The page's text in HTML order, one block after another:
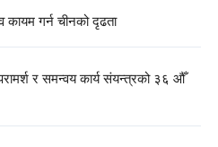
कायम गर्न चीनको दृढता
र समन्वय कार्य संयन्त्रको ३६ औँ